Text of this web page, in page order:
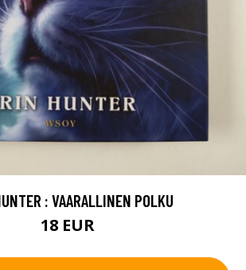
: VAARALLINEN POLKU
18 EUR